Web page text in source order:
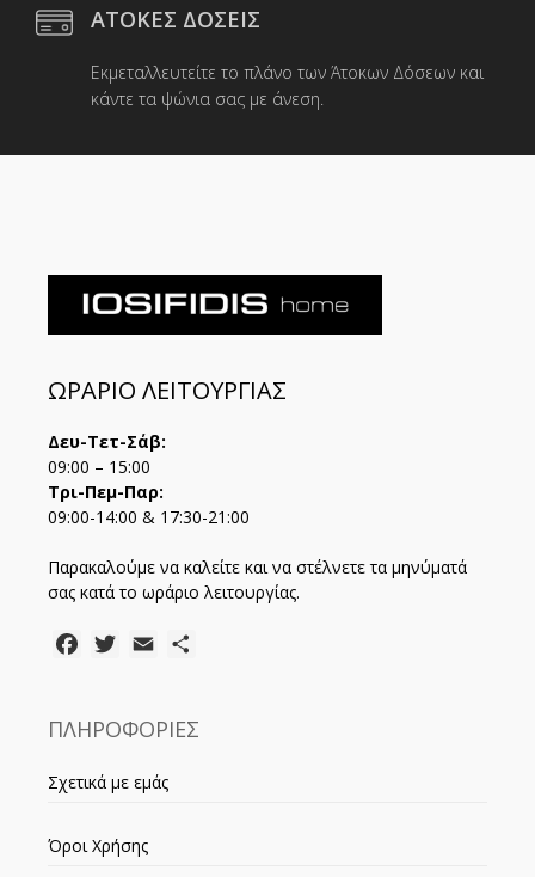
ΑΤΟΚΕΣ ΔΟΣΕΙΣ
Εκμεταλλευτείτε το πλάνο των Άτοκων Δόσεων και
κάντε τα ψώνια σας με άνεση.
ΩΡΑΡΙΟ ΛΕΙΤΟΥΡΓΙΑΣ
Δευ-Τετ-Σάβ:
09:00 – 15:00
Τρι-Πεμ-Παρ:
09:00-14:00 & 17:30-21:00
Παρακαλούμε να καλείτε και να στέλνετε τα μηνύματά
σας κατά το ωράριο λειτουργίας.
FacebookTwitter
Email
ΠΛΗΡΟΦΟΡΙΕΣ
Σχετικά με εμάς
Όροι Χρήσης